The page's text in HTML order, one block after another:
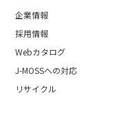
企業情報
採用情報
Webカタログ
J-MOSSへの対応
リサイクル